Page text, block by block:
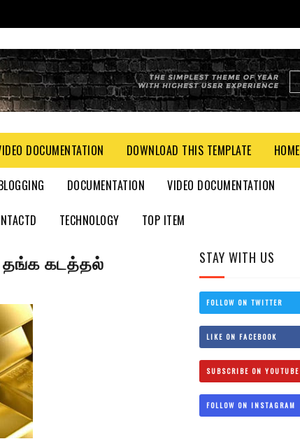
DOCUMENTATION DOWNLOAD THIS TEMPLATE HOME
DOCUMENTATION VIDEO DOCUMENTATION
TECHNOLOGY TOP ITEM
தங்க கடத்தல் STAY WITH US
FOLLOW ON TWITTER
LIKE ON FACEBOOK
SUBSCRIBE ON YOUTUBE
FOLLOW ON INSTAGRAM